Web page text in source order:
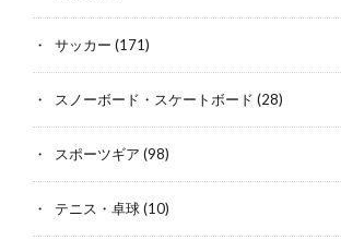
サッカー (171)
スノーボード・スケートボード (28)
スポーツギア (98)
テニス・卓球(10)